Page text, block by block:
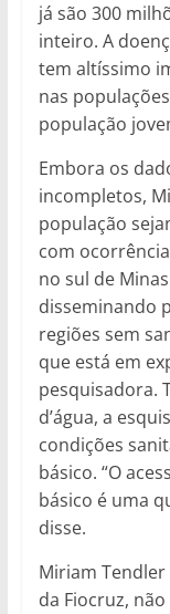
já são 300
inteiro. A
tem altíssimo
nas
população
Embora os
incompletos,
população
com
no sul de
disseminando
regiões sem
que está em
pesquisadora.
d’água, a
condições
básico. “O
básico é uma
disse.
Miriam
da Fiocruz,